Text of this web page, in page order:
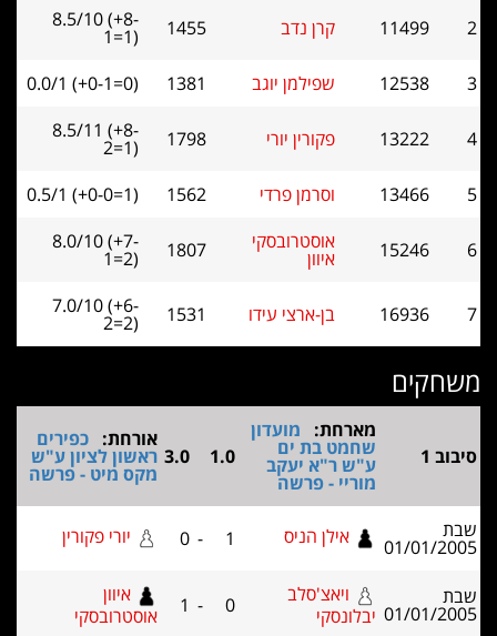
11499 קרן נדב 8.5/10 (+8-
1=1)
12538
שפילמן יוגב 1381
0.0/1 (+0-1=0)
13222 פקורין יורי 8.5/11 (+8-
2=1)
13466
וסרמן פרדי 0.5/1 (+0-0=1)
15246 אוסטרובסקי 8.0/10 (+7-
1=2)
16936 בן-ארצי עידו 1531
7.0/10 (+6-
2=2)
מארחת:מועדון
שחמט בת ים
ע"ש ר"א יעקב
מוריי - פרשה
1.0
3.0
אורחת:כפירים
ראשון לציון ע"ש
מקס מיט - פרשה
01/01/ אילן הניס 0 יורי פקורין
01/01/
ויאצ'סלב
יבלונסקי
1
איוון
אוסטרובסקי